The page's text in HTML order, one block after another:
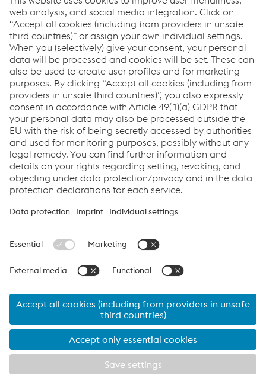
Solution descritte per il settore delle gru e dei sistemi di
sollevamento, la scelta di fili animati seguente copre tutti
i gradi ad alta resistenza e include un'offerta esclusiva
per il carico di snervamento di 1100 MPa.
Portafoglio diamondspark fili
animati metallici tubolari
Reset filters
PRODUCT NAME EN/ISO AWS/SFA
diamondspark 700 MC
6 Mn2NiCrMo
5
M M21 1 H5
M21A6-K4-
diamondspark 960 MC
18276-A: T89
4
ZMn2NiCrMo
-